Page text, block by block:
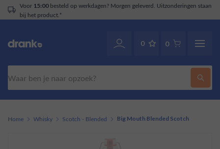
Voor 15:00besteld op werkdagen? Morgen geleverd. Uitzonderingen staan
bij het product.*
0 0
Home Whisky Scotch - Blended Big Mouth Blended Scotch